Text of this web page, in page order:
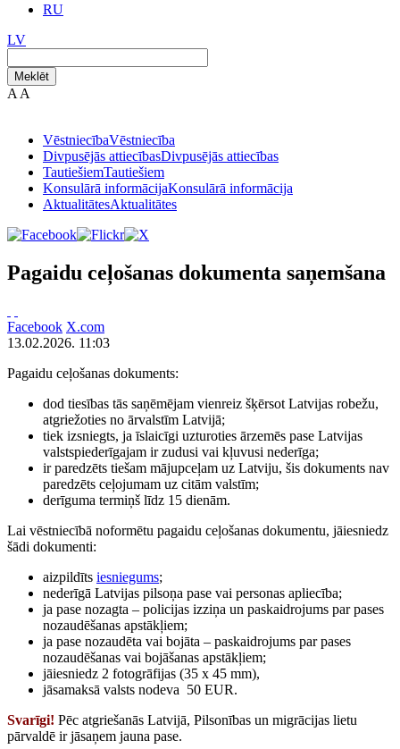
RU
LV
Meklēt
A A
VēstniecībaVēstniecība
Divpusējās attiecībasDivpusējās attiecības
TautiešiemTautiešiem
Konsulārā informācijaKonsulārā informācija
AktualitātesAktualitātes
Pagaidu ceļošanas dokumenta saņemšana
Facebook X.com
13.02.2026. 11:03
Pagaidu ceļošanas dokuments:
dod tiesības tās saņēmējam vienreiz šķērsot Latvijas robežu,
atgriežoties no ārvalstīm Latvijā;
tiek izsniegts, ja īslaicīgi uzturoties ārzemēs pase Latvijas
valstspiederīgajam ir zudusi vai kļuvusi nederīga;
ir paredzēts tiešam mājupceļam uz Latviju, šis dokuments nav
paredzēts ceļojumam uz citām valstīm;
derīguma termiņš līdz 15 dienām.
Lai vēstniecībā noformētu pagaidu ceļošanas dokumentu, jāiesniedz
šādi dokumenti:
aizpildīts iesniegums;
nederīgā Latvijas pilsoņa pase vai personas apliecība;
ja pase nozagta – policijas izziņa un paskaidrojums par pases
nozaudēšanas apstākļiem;
ja pase nozaudēta vai bojāta – paskaidrojums par pases
nozaudēšanas vai bojāšanas apstākļiem;
jāiesniedz 2 fotogrāfijas (35 x 45 mm),
jāsamaksā valsts nodeva 50 EUR.
Svarīgi! Pēc atgriešanās Latvijā, Pilsonības un migrācijas lietu
pārvaldē ir jāsaņem jauna pase.